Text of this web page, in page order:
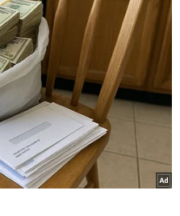
hoạch xuất khẩu lượng
xuất dầu lớn nhất châu
xuất khẩu các sản phẩm